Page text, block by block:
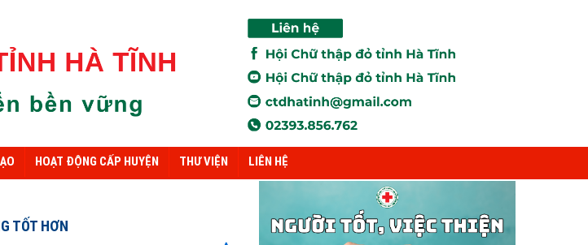
HOẠT ĐỘNG CẤP HUYỆN THƯ VIỆN LIÊN HỆ
TỐT HƠN